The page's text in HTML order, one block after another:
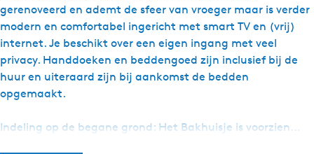
gerenoveerd en ademt de sfeer van vroeger maar is verder
modern en comfortabel ingericht met smart TV en (vrij)
internet. Je beschikt over een eigen ingang met veel
privacy. Handdoeken en beddengoed zijn inclusief bij de
huur en uiteraard zijn bij aankomst de bedden
opgemaakt.
Indeling op de begane grond: Het Bakhuisje is voorzien…
L
y
k
l
a
m
s